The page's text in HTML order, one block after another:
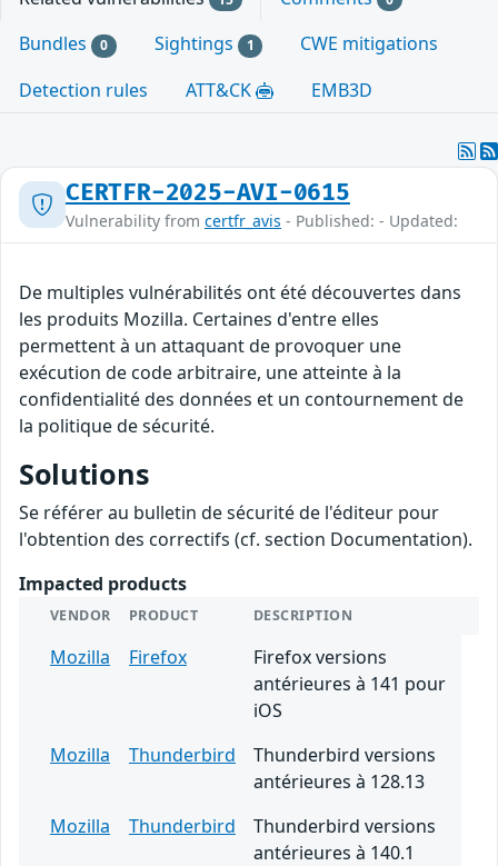
Bundles 0 Sightings 1
CWE mitigations
Detection rules
ATT&CK EMB3D
CERTFR-2025-AVI-0615
Vulnerability from certfr_avis - Published: - Updated:
De multiples vulnérabilités ont été découvertes dans
les produits Mozilla. Certaines d'entre elles
permettent à un attaquant de provoquer une
exécution de code arbitraire, une atteinte à la
confidentialité des données et un contournement de
la politique de sécurité.
Solutions
Se référer au bulletin de sécurité de l'éditeur pour
l'obtention des correctifs (cf. section Documentation).
Impacted products
VENDOR PRODUCT DESCRIPTION
Mozilla Firefox
Firefox versions
antérieures à 141 pour
iOS
Mozilla
Thunderbird
Thunderbird versions
antérieures à 128.13
Mozilla
Thunderbird
Thunderbird versions
antérieures à 140.1